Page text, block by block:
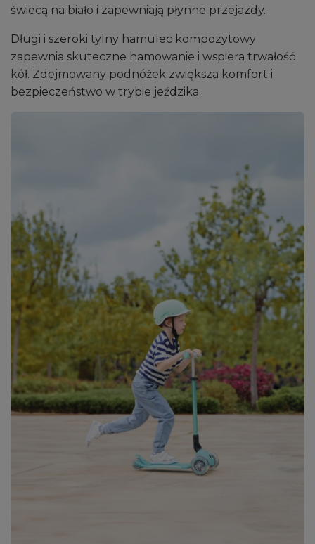
świecą na biało i zapewniają płynne przejazdy.
Długi i szeroki tylny hamulec kompozytowy
zapewnia skuteczne hamowanie i wspiera trwałość
kół. Zdejmowany podnóżek zwiększa komfort i
bezpieczeństwo w trybie jeździka.